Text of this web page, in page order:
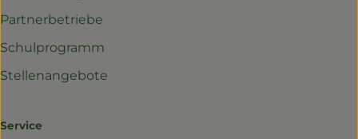
Partnerbetriebe
Schulprogramm
Stellenangebote
Service